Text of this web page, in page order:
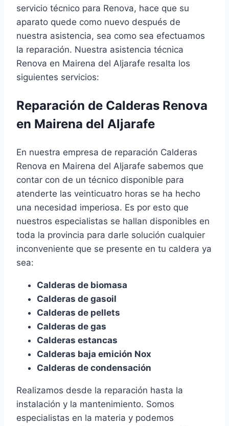
servicio técnico para Renova, hace que su
aparato quede como nuevo después de
nuestra asistencia, sea como sea efectuamos
la reparación. Nuestra asistencia técnica
Renova en Mairena del Aljarafe resalta los
siguientes servicios:
Reparación de Calderas Renova
en Mairena del Aljarafe
En nuestra empresa de reparación Calderas
Renova en Mairena del Aljarafe sabemos que
contar con de un técnico disponible para
atenderte las veinticuatro horas se ha hecho
una necesidad imperiosa. Es por esto que
nuestros especialistas se hallan disponibles en
toda la provincia para darle solución cualquier
inconveniente que se presente en tu caldera ya
sea:
Calderas de biomasa
Calderas de gasoil
Calderas de pellets
Calderas de gas
Calderas estancas
Calderas baja emición Nox
Calderas de condensación
Realizamos desde la reparación hasta la
instalación y la mantenimiento. Somos
especialistas en la materia y podemos